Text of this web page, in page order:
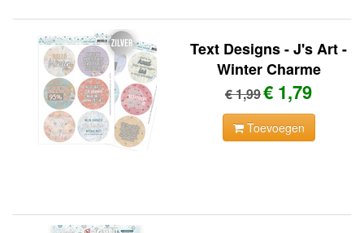
Text Designs - J's Art -
Winter Charme
€ 1,99€ 1,79
Toevoegen